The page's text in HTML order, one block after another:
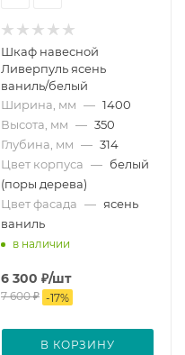
Шкаф навесной
Ливерпуль ясень
ваниль/белый
Ширина, мм — 1400
Высота, мм — 350
Глубина, мм — 314
Цвет корпуса — белый
(поры дерева)
Цвет фасада — ясень
ваниль
в наличии
6 300 ₽/шт
7 600₽ -17%
В КОРЗИНУ